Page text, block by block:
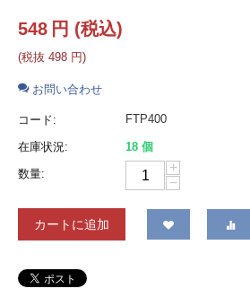
548 円 (税込)
(税抜 498 円)
お問い合わせ
コード: FTP400
在庫状況:
18 個
数量:
+
−
カートに追加